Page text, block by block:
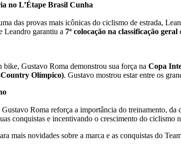
no L’Étape Brasil Cunha
das provas mais icônicas do ciclismo de estrada,
Leandro garantiu a 7ª colocação na classificação geral
Gustavo Roma demonstrou sua força na Copa
Olímpico). Gustavo mostrou estar entre os
Roma reforça a importância do treinamento,
conquistas e incentivando o crescimento do ciclismo
mais novidades sobre a marca e as conquistas do